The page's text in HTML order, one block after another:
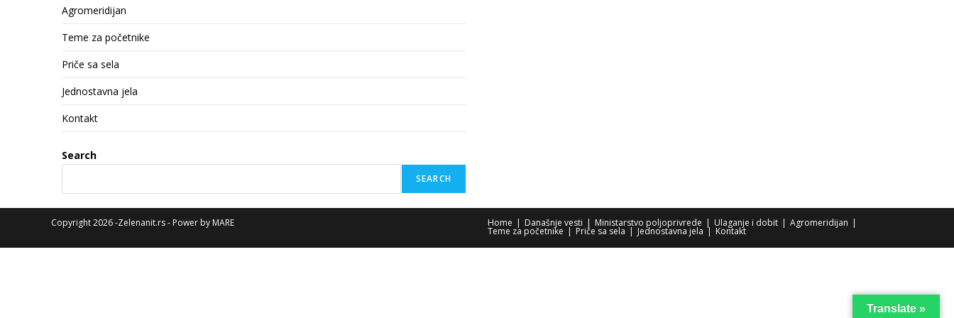
Agromeridijan
Teme za početnike
Priče sa sela
Jednostavna jela
Kontakt
Search
SEARCH
Home Današnje vesti Ministarstvo poljoprivrede Ulaganje i dobit Agromeridijan
Teme za početnike Priče sa sela Jednostavna jela Kontakt
Copyright 2026 -Zelenanit.rs - Power by MARE
Translate »